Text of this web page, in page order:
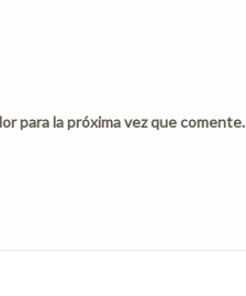
para la próxima vez que comente.